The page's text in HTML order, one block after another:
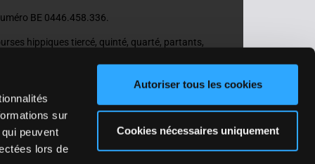
sur
peuvent
lors de
Autoriser tous les cookies
Cookies nécessaires uniquement
BE 0446.458.336.
hippiques tiercé, quinté, quarté, partants,
de leur auteur ni celle de FDJ Online
le faire elle-même auprès de la